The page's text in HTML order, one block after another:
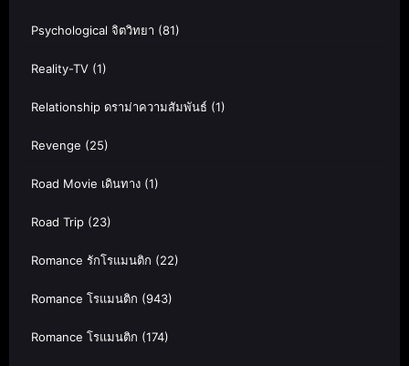
Psychological จิตวิทยา (81)
Reality-TV (1)
Relationship ดราม่าความสัมพันธ์ (1)
Revenge (25)
Road Movie เดินทาง (1)
Road Trip (23)
Romance รักโรแมนติก (22)
Romance โรแมนติก (943)
Romance โรแมนติก (174)